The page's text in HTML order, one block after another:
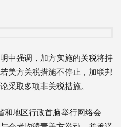
强调，加方实施的关税将持
美方关税措施不停止，加联邦
采取多项非关税措施。
地区行政首脑举行网络会